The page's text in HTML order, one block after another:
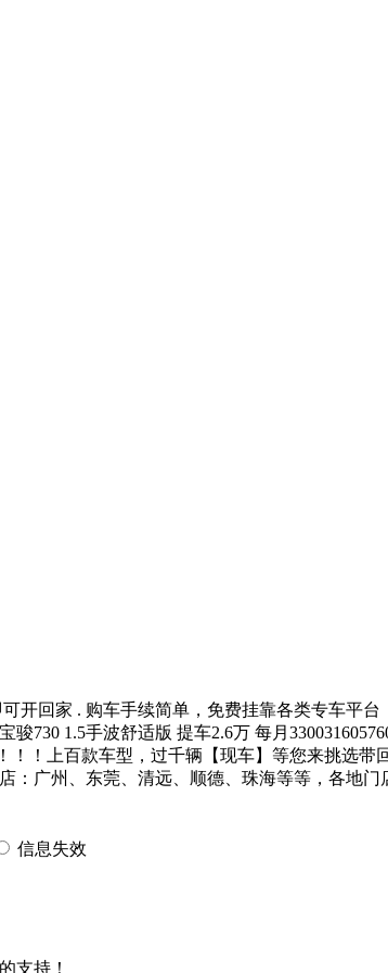
开回家 . 购车手续简单，免费挂靠各类专车平
1.5手波舒适版 提车2.6万 每月
！上百款车型，过千辆【现车】等您来挑选带
广州、东莞、清远、顺德、珠海等等，各地门
信息失效
支持！